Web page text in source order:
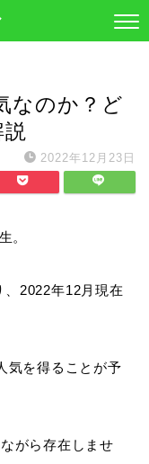
なのか？ど
2022年12月23日
。
2022年12月現在
気を得ることが予
がら存在しませ